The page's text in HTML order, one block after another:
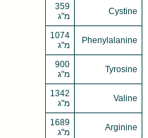
Cystine
359
מ"ג
Phenylalanine
1074
מ"ג
Tyrosine
900
מ"ג
Valine
1342
מ"ג
Arginine
1689
מ"ג